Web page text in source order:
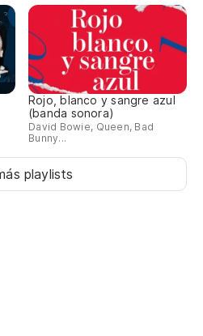
Rojo, blanco y sangre azul
(banda sonora)
David Bowie, Queen, Bad
Bunny...
playlists